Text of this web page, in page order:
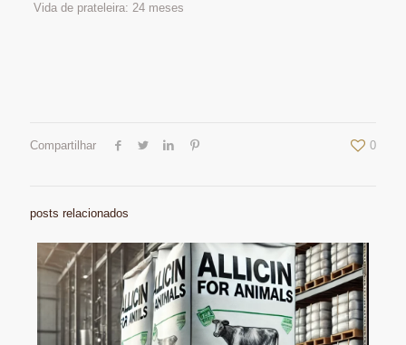
Vida de prateleira: 24 meses
Compartilhar 0
posts relacionados